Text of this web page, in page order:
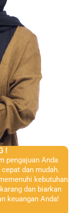
!
pengajuan Anda
dan mudah.
kebutuhan
dan biarkan
keuangan Anda!